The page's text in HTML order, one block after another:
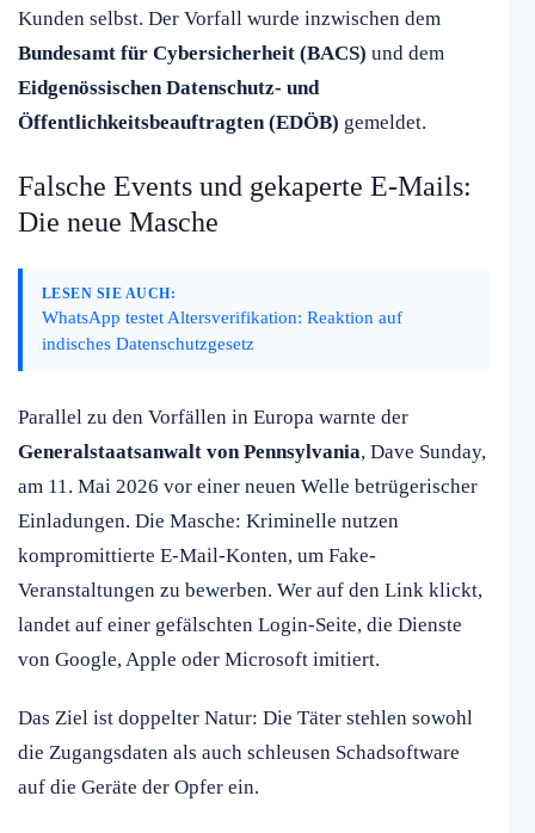
Kunden selbst. Der Vorfall wurde inzwischen dem
Bundesamt für Cybersicherheit (BACS) und dem
Eidgenössischen Datenschutz- und
Öffentlichkeitsbeauftragten (EDÖB) gemeldet.
Falsche Events und gekaperte E-Mails:
Die neue Masche
LESEN SIE AUCH:
WhatsApp testet Altersverifikation: Reaktion auf
indisches Datenschutzgesetz
Parallel zu den Vorfällen in Europa warnte der
Generalstaatsanwalt von Pennsylvania, Dave Sunday,
am 11. Mai 2026 vor einer neuen Welle betrügerischer
Einladungen. Die Masche: Kriminelle nutzen
kompromittierte E-Mail-Konten, um Fake-
Veranstaltungen zu bewerben. Wer auf den Link klickt,
landet auf einer gefälschten Login-Seite, die Dienste
von Google, Apple oder Microsoft imitiert.
Das Ziel ist doppelter Natur: Die Täter stehlen sowohl
die Zugangsdaten als auch schleusen Schadsoftware
auf die Geräte der Opfer ein.